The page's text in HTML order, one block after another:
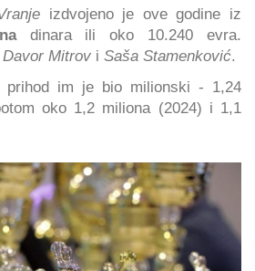
izdvojeno je ove godine iz
dinara ili oko 10.240 evra.
Davor Mitrov i Saša Stamenković.
prihod im je bio milionski - 1,24
oko 1,2 miliona (2024) i 1,1